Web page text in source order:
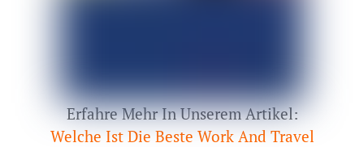
Erfahre Mehr In Unserem Artikel:
Welche Ist Die Beste Work And Travel